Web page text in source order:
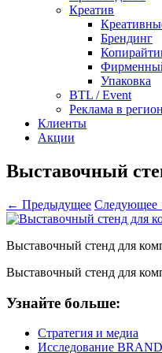
Креатив
Брендинг
Упаковка
BTL / Event
Реклама в
Клиенты
Акции
Выставочный
← Предыдущее Следующее
Выставочный стенд для
Выставочный стенд для
Узнайте больше:
Стратегия и медиа
Исследование